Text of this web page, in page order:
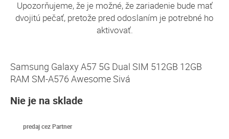
Upozorňujeme, že je možné, že zariadenie bude mať
dvojitú pečať, pretože pred odoslaním je potrebné ho
aktivovať.
Samsung Galaxy A57 5G Dual SIM 512GB 12GB
RAM SM-A576 Awesome Sivá
Nie je na sklade
predaj cez Partner